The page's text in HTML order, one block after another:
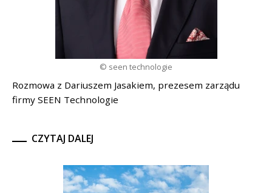
© seen technologie
Rozmowa z Dariuszem Jasakiem, prezesem zarządu
firmy SEEN Technologie
CZYTAJ DALEJ